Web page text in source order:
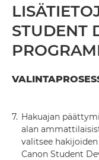
STUDENT
7. Hakuajan
alan
valitsee
Canon Student